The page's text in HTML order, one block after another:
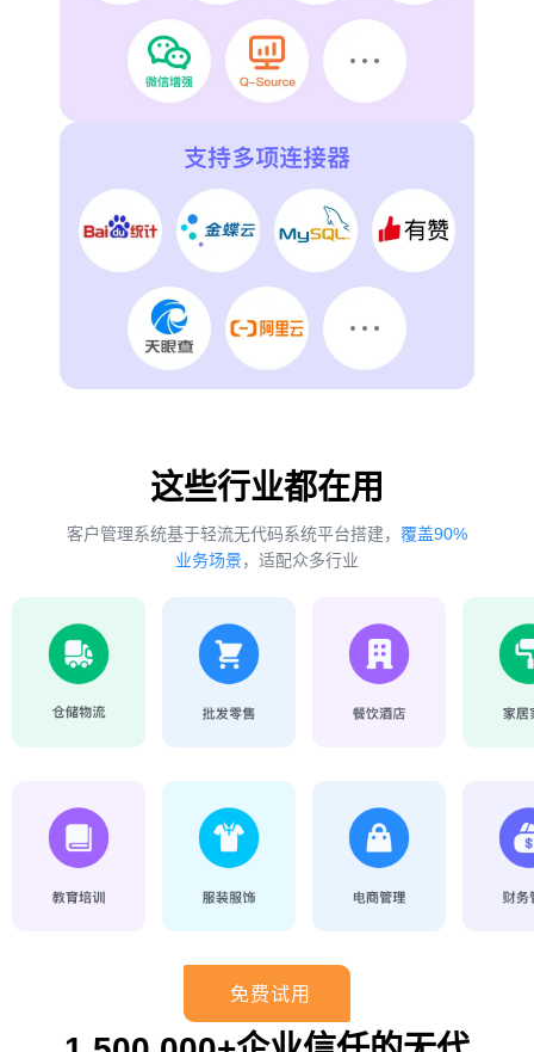
这些行业都在用
客户管理系统基于轻流无代码系统平台搭建， 覆盖90%
业务场景，适配众多行业
免费试用